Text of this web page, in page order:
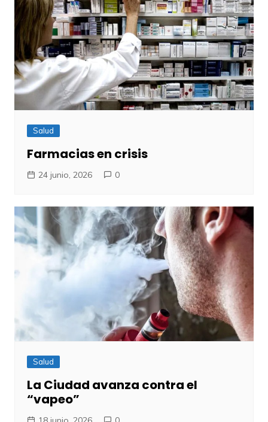
Salud
Farmacias en crisis
24 junio, 2026 0
Salud
La Ciudad avanza contra el
“vapeo”